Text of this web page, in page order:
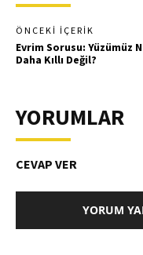
ÖNCEKI İÇERIK
Evrim Sorusu: Yüzümüz
Daha Kıllı Değil?
YORUMLAR
CEVAP VER
YORUM